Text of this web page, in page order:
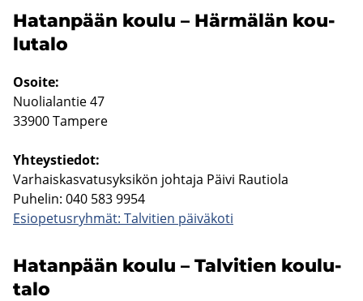
Ha­tan­pään koulu – Här­mä­län kou­
lu­ta­lo
Osoi­te:
Nuo­lia­lan­tie 47
33900 Tam­pe­re
Yh­teys­tie­dot:
Var­hais­kas­va­tusyk­si­kön joh­ta­ja Päivi Rau­tio­la
Pu­he­lin: 040 583 9954
Esio­pe­tus­ryh­mät: Tal­vi­tien päi­vä­ko­ti
Ha­tan­pään koulu – Tal­vi­tien kou­lu­
ta­lo